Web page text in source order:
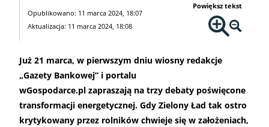
Opublikowano: 11 marca 2024, 18:07
Aktualizacja: 11 marca 2024, 18:08
Powiększ tekst
Już 21 marca, w pierwszym dniu wiosny redakcje
„Gazety Bankowej” i portalu
wGospodarce.pl zapraszają na trzy debaty poświęcone
transformacji energetycznej. Gdy Zielony Ład tak ostro
krytykowany przez rolników chwieje się w założeniach,